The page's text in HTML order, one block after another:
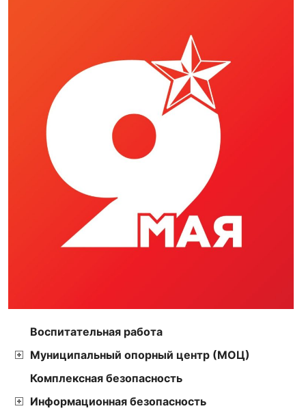
Воспитательная работа
Муниципальный опорный центр (МОЦ)
Комплексная безопасность
Информационная безопасность